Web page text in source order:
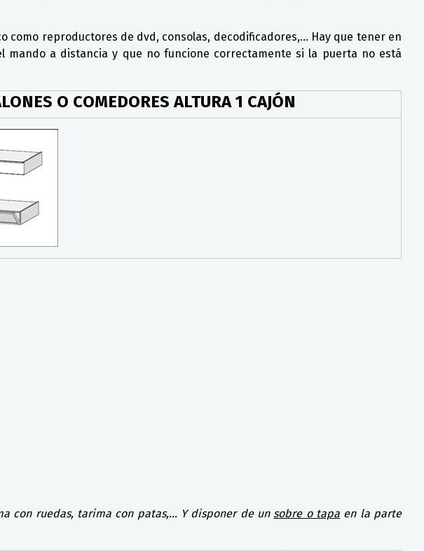
reproductores de dvd, consolas, decodificadores,... Hay que tener en
mando a distancia y que no funcione correctamente si la puerta no está
O COMEDORES ALTURA 1 CAJÓN
con ruedas, tarima con patas,... Y disponer de un sobre o tapa en la parte